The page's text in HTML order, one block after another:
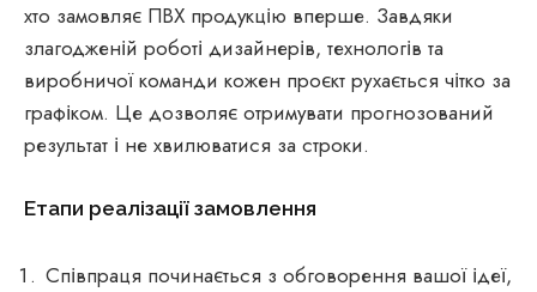
хто замовляє ПВХ продукцію вперше. Завдяки
злагодженій роботі дизайнерів, технологів та
виробничої команди кожен проєкт рухається чітко за
графіком. Це дозволяє отримувати прогнозований
результат і не хвилюватися за строки.
Етапи реалізації замовлення
Співпраця починається з обговорення вашої ідеї,